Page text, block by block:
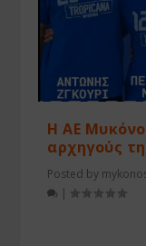
Η ΑΕ
αρχηγούς
Posted by
|